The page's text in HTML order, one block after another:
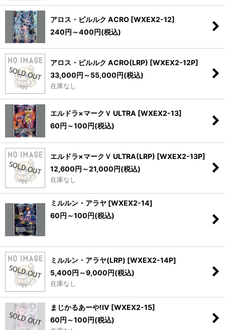
アロス・ピルルク ACRO [WXEX2-12]
240円 ～400円(税込)
アロス・ピルルク ACRO(LRP) [WXEX2-12P]
33,000円 ～55,000円(税込)
在庫なし
エルドラ×マークＶ ULTRA [WXEX2-13]
60円 ～100円(税込)
エルドラ×マークＶ ULTRA(LRP) [WXEX2-13P]
12,600円 ～21,000円(税込)
在庫なし
ミルルン・アラヤ [WXEX2-14]
60円 ～100円(税込)
ミルルン・アラヤ(LRP) [WXEX2-14P]
5,400円 ～9,000円(税込)
在庫なし
まじかるあーや!IV [WXEX2-15]
60円 ～100円(税込)